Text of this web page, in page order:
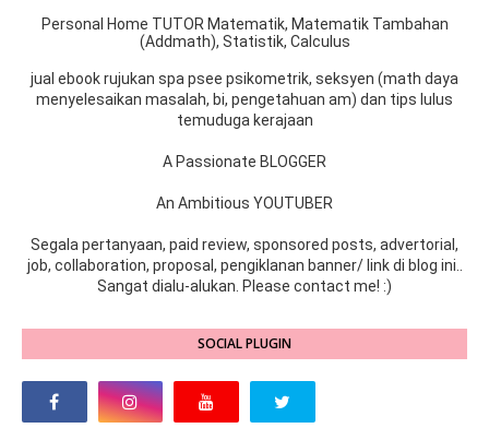
Personal Home TUTOR Matematik, Matematik Tambahan
(Addmath), Statistik, Calculus
jual ebook rujukan spa psee psikometrik, seksyen (math daya
menyelesaikan masalah, bi, pengetahuan am) dan tips lulus
temuduga kerajaan
A Passionate BLOGGER
An Ambitious YOUTUBER
Segala pertanyaan, paid review, sponsored posts, advertorial,
job, collaboration, proposal, pengiklanan banner/ link di blog ini..
Sangat dialu-alukan. Please contact me! :)
SOCIAL PLUGIN